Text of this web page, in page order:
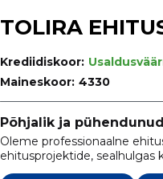
TOLIRA
Krediidiskoor:
Maineskoor: 4330
Põhjalik ja
Oleme professionaalne
ehitusprojektide,
hoonete ehitustööde ja